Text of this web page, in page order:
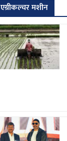
एग्रीकल्चर मशीन